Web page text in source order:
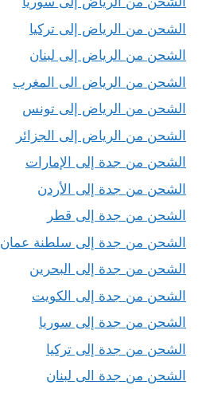
الشحن من الرياض إلى تركيا
الشحن من الرياض إلى لبنان
الشحن من الرياض الى المغرب
الشحن من الرياض إلى تونس
الشحن من الرياض إلى الجزائر
الشحن من جدة إلى الإمارات
الشحن من جدة إلى الأردن
الشحن من جدة إلى قطر
الشحن من جدة إلى سلطنة عمان
الشحن من جدة إلى البحرين
الشحن من جدة إلى الكويت
الشحن من جدة إلى سوريا
الشحن من جدة إلى تركيا
الشحن من جدة الى لبنان